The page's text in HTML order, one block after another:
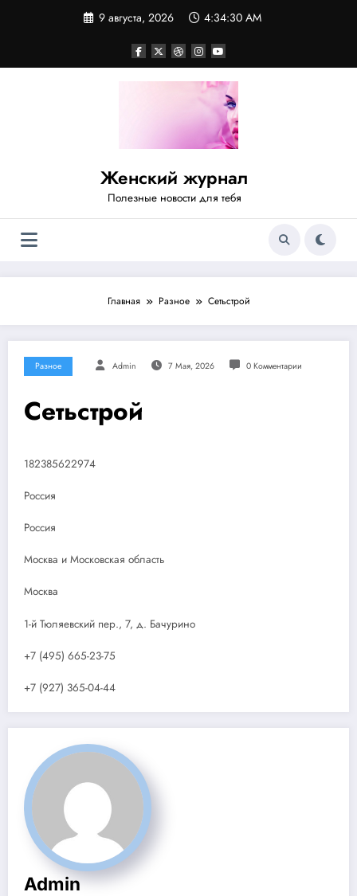
9 августа, 2026 4:34:30 AM
Женский журнал
Полезные новости для тебя
Главная Разное Сетьстрой
Разное Admin 7 Мая, 2026 0 Комментарии
Сетьстрой
182385622974
Россия
Россия
Москва и Московская область
Москва
1-й Тюляевский пер., 7, д. Бачурино
+7 (495) 665-23-75
+7 (927) 365-04-44
Admin